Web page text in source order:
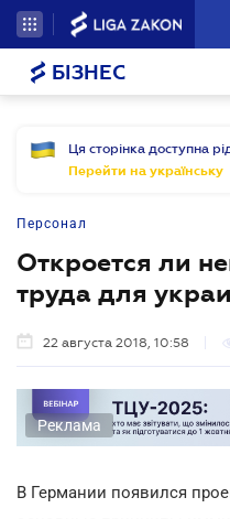
БІЗНЕС
Ця сторінка доступна
Перейти на українську
Персонал
Откроется ли
труда для
22 августа 2018, 10:58
Реклама
В Германии появился